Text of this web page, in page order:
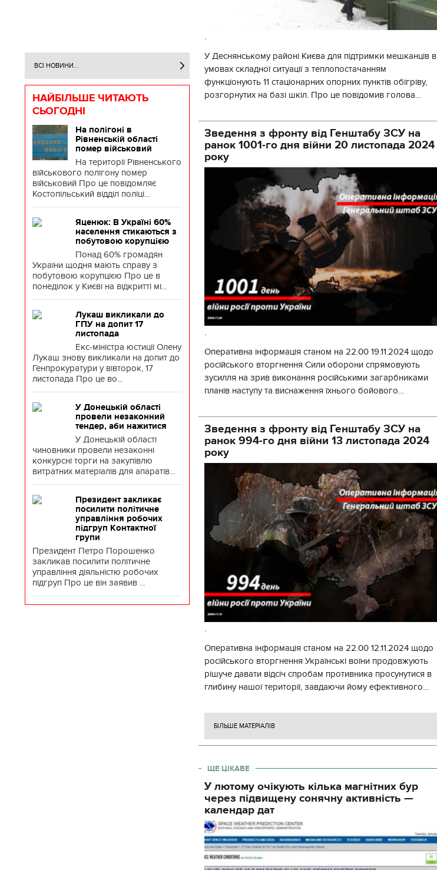
ВСІ НОВИНИ...
НАЙБІЛЬШЕ ЧИТАЮТЬ
СЬОГОДНІ
На полігоні в
Рівненській області
помер військовий
На території Рівненського
військового полігону помер
військовий Про це повідомляє
Костопільський відділ поліці...
Яценюк: В Україні 60%
населення стикаються з
побутовою корупцією
Понад 60% громадян
України щодня мають справу з
побутовою корупцією Про це в
понеділок у Києві на відкритті мі...
Лукаш викликали до
ГПУ на допит 17
листопада
Екс-міністра юстиції Олену
Лукаш знову викликали на допит до
Генпрокуратури у вівторок, 17
листопада Про це во...
У Донецькій області
провели незаконний
тендер, аби нажитися
У Донецькій області
чиновники провели незаконні
конкурсні торги на закупівлю
витратних матеріалів для апаратів...
Президент закликає
посилити політичне
управління робочих
підгруп Контактної
групи
Президент Петро Порошенко
закликав посилити політичне
управління діяльністю робочих
підгруп Про це він заявив ...
.
У Деснянському районі Києва для підтримки мешканців в
умовах складної ситуації з теплопостачанням
функціонують 11 стаціонарних опорних пунктів обігріву,
розгорнутих на базі шкіл. Про це повідомив голова
Зведення з фронту від Генштабу ЗСУ на
ранок 1001-го дня війни 20 листопада 2024
року
.
Оперативна інформація станом на 22.00 19.11.2024 щодо
російського вторгнення Сили оборони спрямовують
зусилля на зрив виконання російськими загарбниками
планів наступу та виснаження їхнього бойового
Зведення з фронту від Генштабу ЗСУ на
ранок 994-го дня війни 13 листопада 2024
року
.
Оперативна інформація станом на 22.00 12.11.2024 щодо
російського вторгнення Українські воїни продовжують
рішуче давати відсіч спробам противника просунутися в
глибину нашої території, завдаючи йому ефективного
БІЛЬШЕ МАТЕРІАЛІВ
ЩЕ ЦІКАВЕ
У лютому очікують кілька магнітних бур
через підвищену сонячну активність —
календар дат